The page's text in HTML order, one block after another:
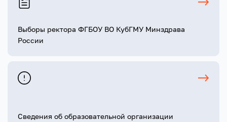
Выборы ректора ФГБОУ ВО КубГМУ Минздрава
России
Сведения об образовательной организации